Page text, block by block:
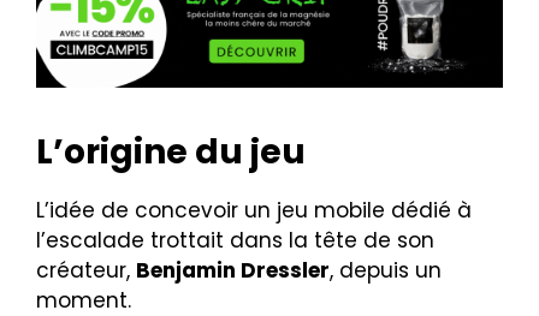
L’origine du jeu
L’idée de concevoir un jeu mobile dédié à
l’escalade trottait dans la tête de son
créateur, Benjamin Dressler, depuis un
moment.